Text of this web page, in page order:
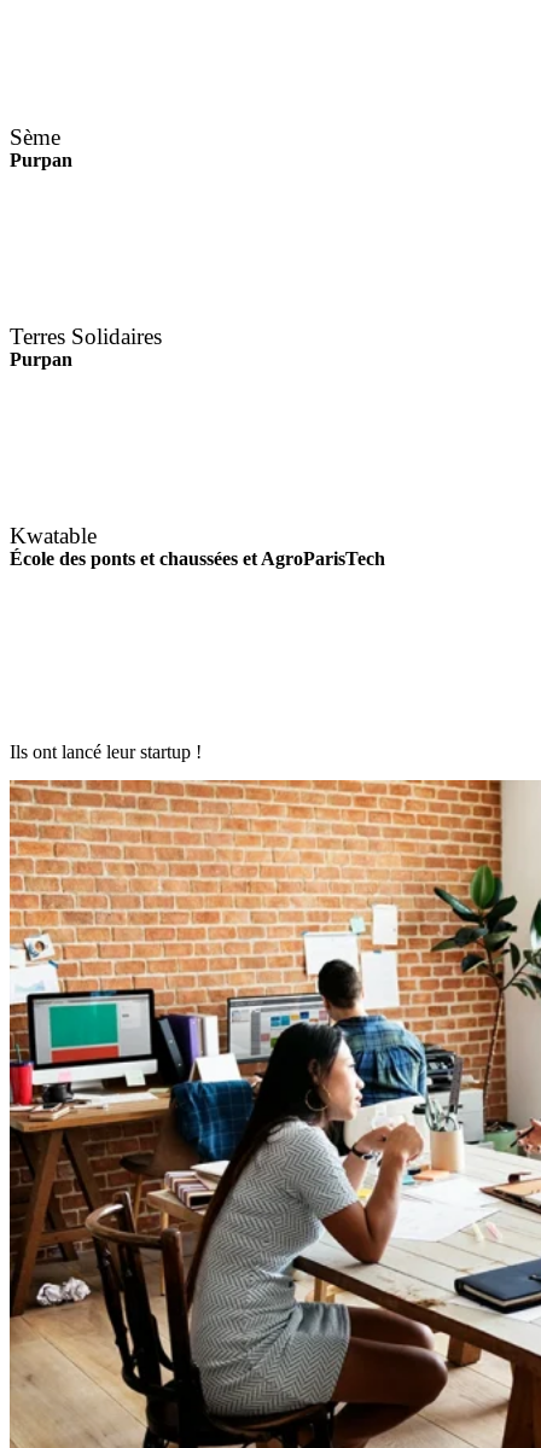
Sème
Purpan
Terres Solidaires
Purpan
Kwatable
École des ponts et chaussées et AgroParisTech
Ils ont lancé leur startup !